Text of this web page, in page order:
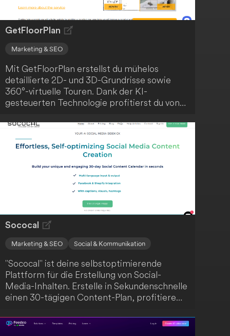
GetFloorPlan
Marketing & SEO
Mit GetFloorPlan erstellst du mühelos
detaillierte 2D- und 3D-Grundrisse sowie
360°-virtuelle Touren. Dank der KI-
gesteuerten Technologie profitierst du von
Vorteilen.
Sococal
Marketing & SEO Social & Kommunikation
"Sococal" ist deine selbstoptimierende
Plattform für die Erstellung von Social-
Media-Inhalten. Erstelle in Sekundenschnelle
einen 30-tägigen Content-Plan, profitiere
sowie Integrationen mit Facebook und